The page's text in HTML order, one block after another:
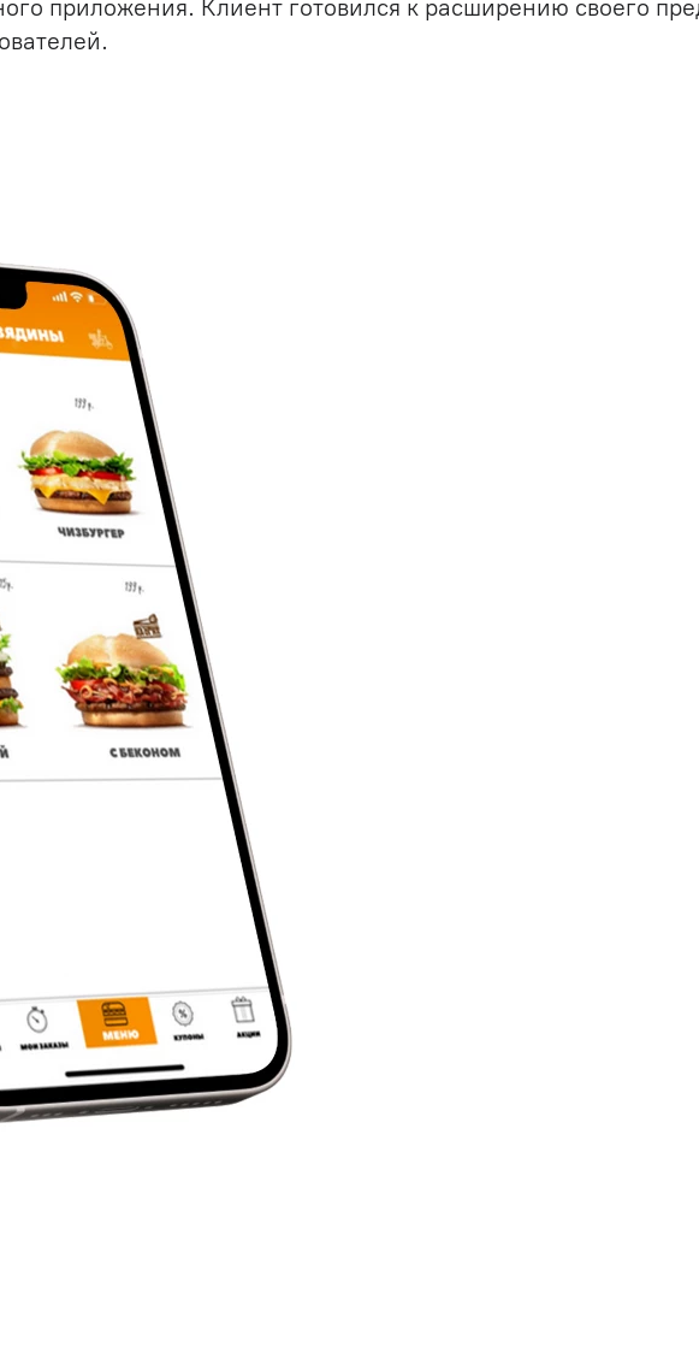
и системный
Разработка сайтов и
приложения. Клиент готовился к расширению своего